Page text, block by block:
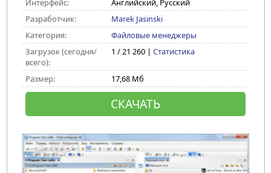
Интерфейс:
Английский, Русский
Разработчик:
Marek Jasinski
Категория:
Файловые менеджеры
Загрузок (сегодня/
всего):
1 / 21 260 | Статистика
Размер: 17,68 Мб
СКАЧАТЬ